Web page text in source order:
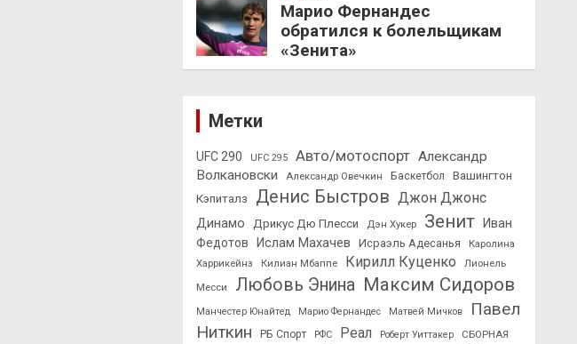
Марио Фернандес
обратился к болельщикам
«Зенита»
Метки
UFC 290 UFC 295 Авто/мотоспорт Александр
Волкановски
Александр Овечкин Баскетбол
Вашингтон
Кэпиталз
Денис Быстров Джон Джонс
Динамо Дрикус Дю Плесси Дэн Хукер Зенит
Иван
Федотов
Ислам Махачев Исраэль Адесанья
Каролина
Харрикейнз
Килиан Мбаппе Кирилл Куценко
Лионель
Месси
Любовь Энина Максим Сидоров
Манчестер Юнайтед Марио Фернандес Матвей Мичков
Павел
Ниткин
РБ Спорт РФС Реал Роберт Уиттакер
СБОРНАЯ